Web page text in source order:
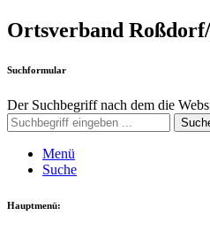
Ortsverband
Suchformular
Der Suchbegriff nach dem die
Menü
Suche
Hauptmenü: